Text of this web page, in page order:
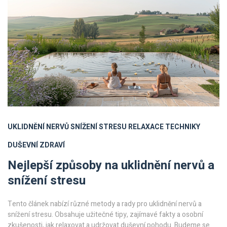
UKLIDNĚNÍ NERVŮSNÍŽENÍ STRESU RELAXACE TECHNIKY
DUŠEVNÍ ZDRAVÍ
Nejlepší způsoby na uklidnění nervů a
snížení stresu
Tento článek nabízí různé metody a rady pro uklidnění nervů a
snížení stresu. Obsahuje užitečné tipy, zajímavé fakty a osobní